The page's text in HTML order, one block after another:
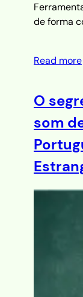
de forma
Read more
O
som